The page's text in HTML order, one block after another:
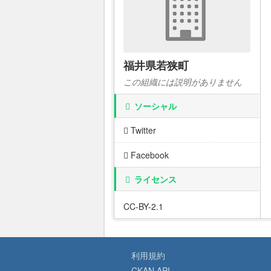
福井県若狭町
この組織には説明がありません
ソーシャル
Twitter
Facebook
ライセンス
CC-BY-2.1
利用規約